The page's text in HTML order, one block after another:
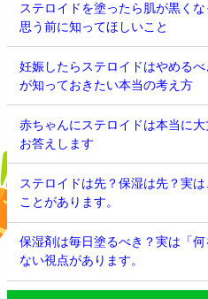
ステロイドを塗ったら肌が黒く
思う前に知ってほしいこと
妊娠したらステロイドはやめる
が知っておきたい本当の考え方
赤ちゃんにステロイドは本当に
お答えします
ステロイドは先？保湿は先？実
ことがあります。
保湿剤は毎日塗るべき？実は「
ない視点があります。